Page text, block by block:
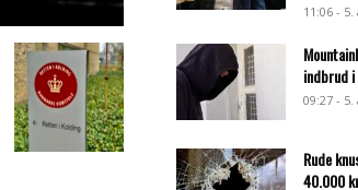
11:06 -
indbrud i
09:27 -
Rude
40.000